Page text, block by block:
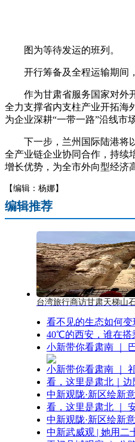
图为等待发运的班列。
开行筹备及全程运输期间，
作为甘肃省服务国家对外开
全力支撑省内支柱产业开拓海
为企业深耕“一带一路”沿线市
下一步，兰州国际陆港将以
全产业链企业协同合作，持续
增长优势，为全市外向型经济
【编辑：杨娜】
编辑推荐
台湾旅行商访甘肃天梯山
看不见的生态如何
40℃的西安，谁在搭
小新带你看肃南 ｜
小新带你看肃南 ｜
看，这里是肃北｜边
中新观陇·新区绘新
看，这里是肃北 ｜
中新观陇·新区绘新
中新武威观 | 她用二